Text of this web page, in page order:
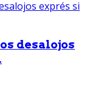
desalojos